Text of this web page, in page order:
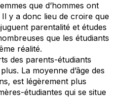
que d’hommes ont
y a donc lieu de croire que
parentalité et études
que les étudiants
réalité.
des parents-étudiants
La moyenne d’âge des
est légèrement plus
étudiantes qui se situe